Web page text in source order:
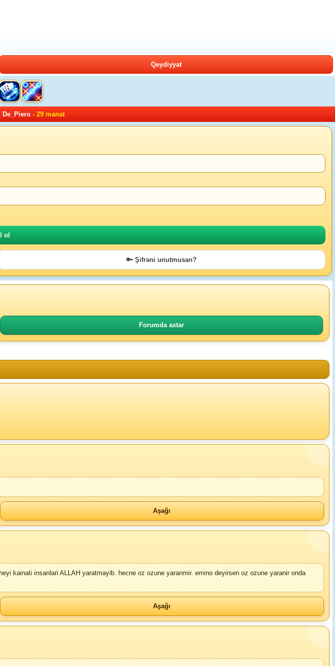
Qeydiyyat
De_Piero- 29 manat
🔑 Şifrəni unutmusan?
Forumda axtar
Aşağı
kainati insanlari ALLAH yaratmayib. hecne oz ozune yaranmir. emino deyirsen oz ozune yaranir onda
Aşağı